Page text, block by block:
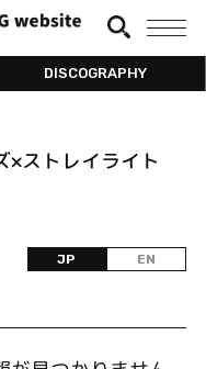
DISCOGRAPHY
×ストレイライト
JP EN